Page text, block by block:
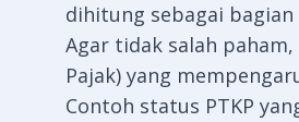
dihitung sebagai
Agar tidak salah
Pajak) yang
Contoh status PTKP